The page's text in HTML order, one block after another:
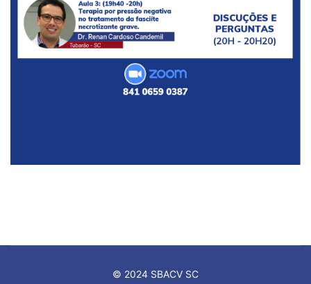
© 2024 SBACV SC